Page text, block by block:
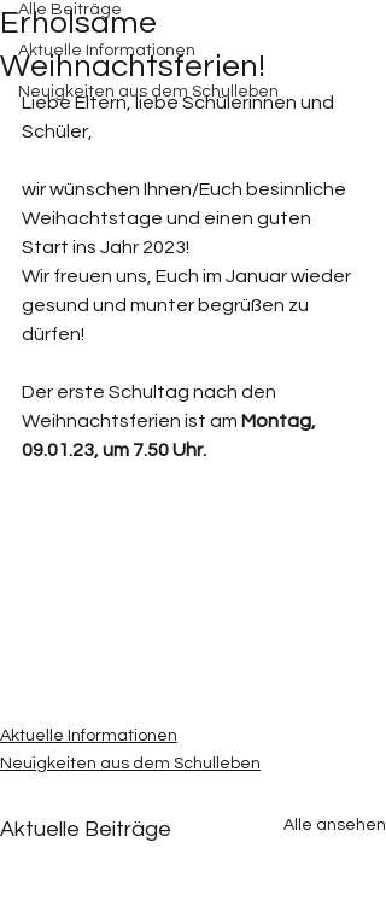
Alle Beiträge
Aktuelle Informationen
Neuigkeiten aus dem Schulleben
Erholsame
Weihnachtsferien!
Liebe Eltern, liebe Schülerinnen und
Schüler,
wir wünschen Ihnen/Euch besinnliche
Weihachtstage und einen guten
Start ins Jahr 2023!
Wir freuen uns, Euch im Januar wieder
gesund und munter begrüßen zu
dürfen!
Der erste Schultag nach den
Weihnachtsferien ist am Montag,
09.01.23, um 7.50 Uhr.
Aktuelle Informationen
Neuigkeiten aus dem Schulleben
Aktuelle Beiträge Alle ansehen